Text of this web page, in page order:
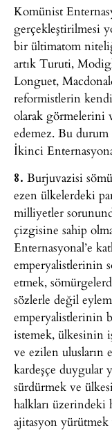
Komünist
gerçekleştirilmesi
bir ültimatom
artık Turuti,
Longuet,
reformistlerin
olarak görmelerini
edemez. Bu durum
İkinci
8. Burjuvazisi
ezen ülkelerdeki
milliyetler
çizgisine sahip
Enternasyonal’e
emperyalistlerinin
etmek,
sözlerle değil
emperyalistlerinin
istemek, ülkesinin
ve ezilen ulusların
kardeşçe duygular
sürdürmek ve
halkları üzerindeki
ajitasyon